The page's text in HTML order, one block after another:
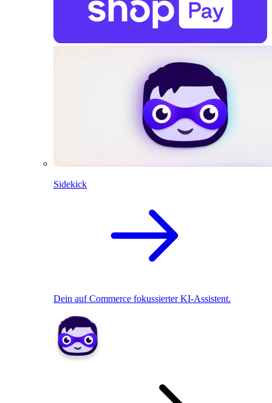
Sidekick
Dein auf Commerce fokussierter KI-Assistent.